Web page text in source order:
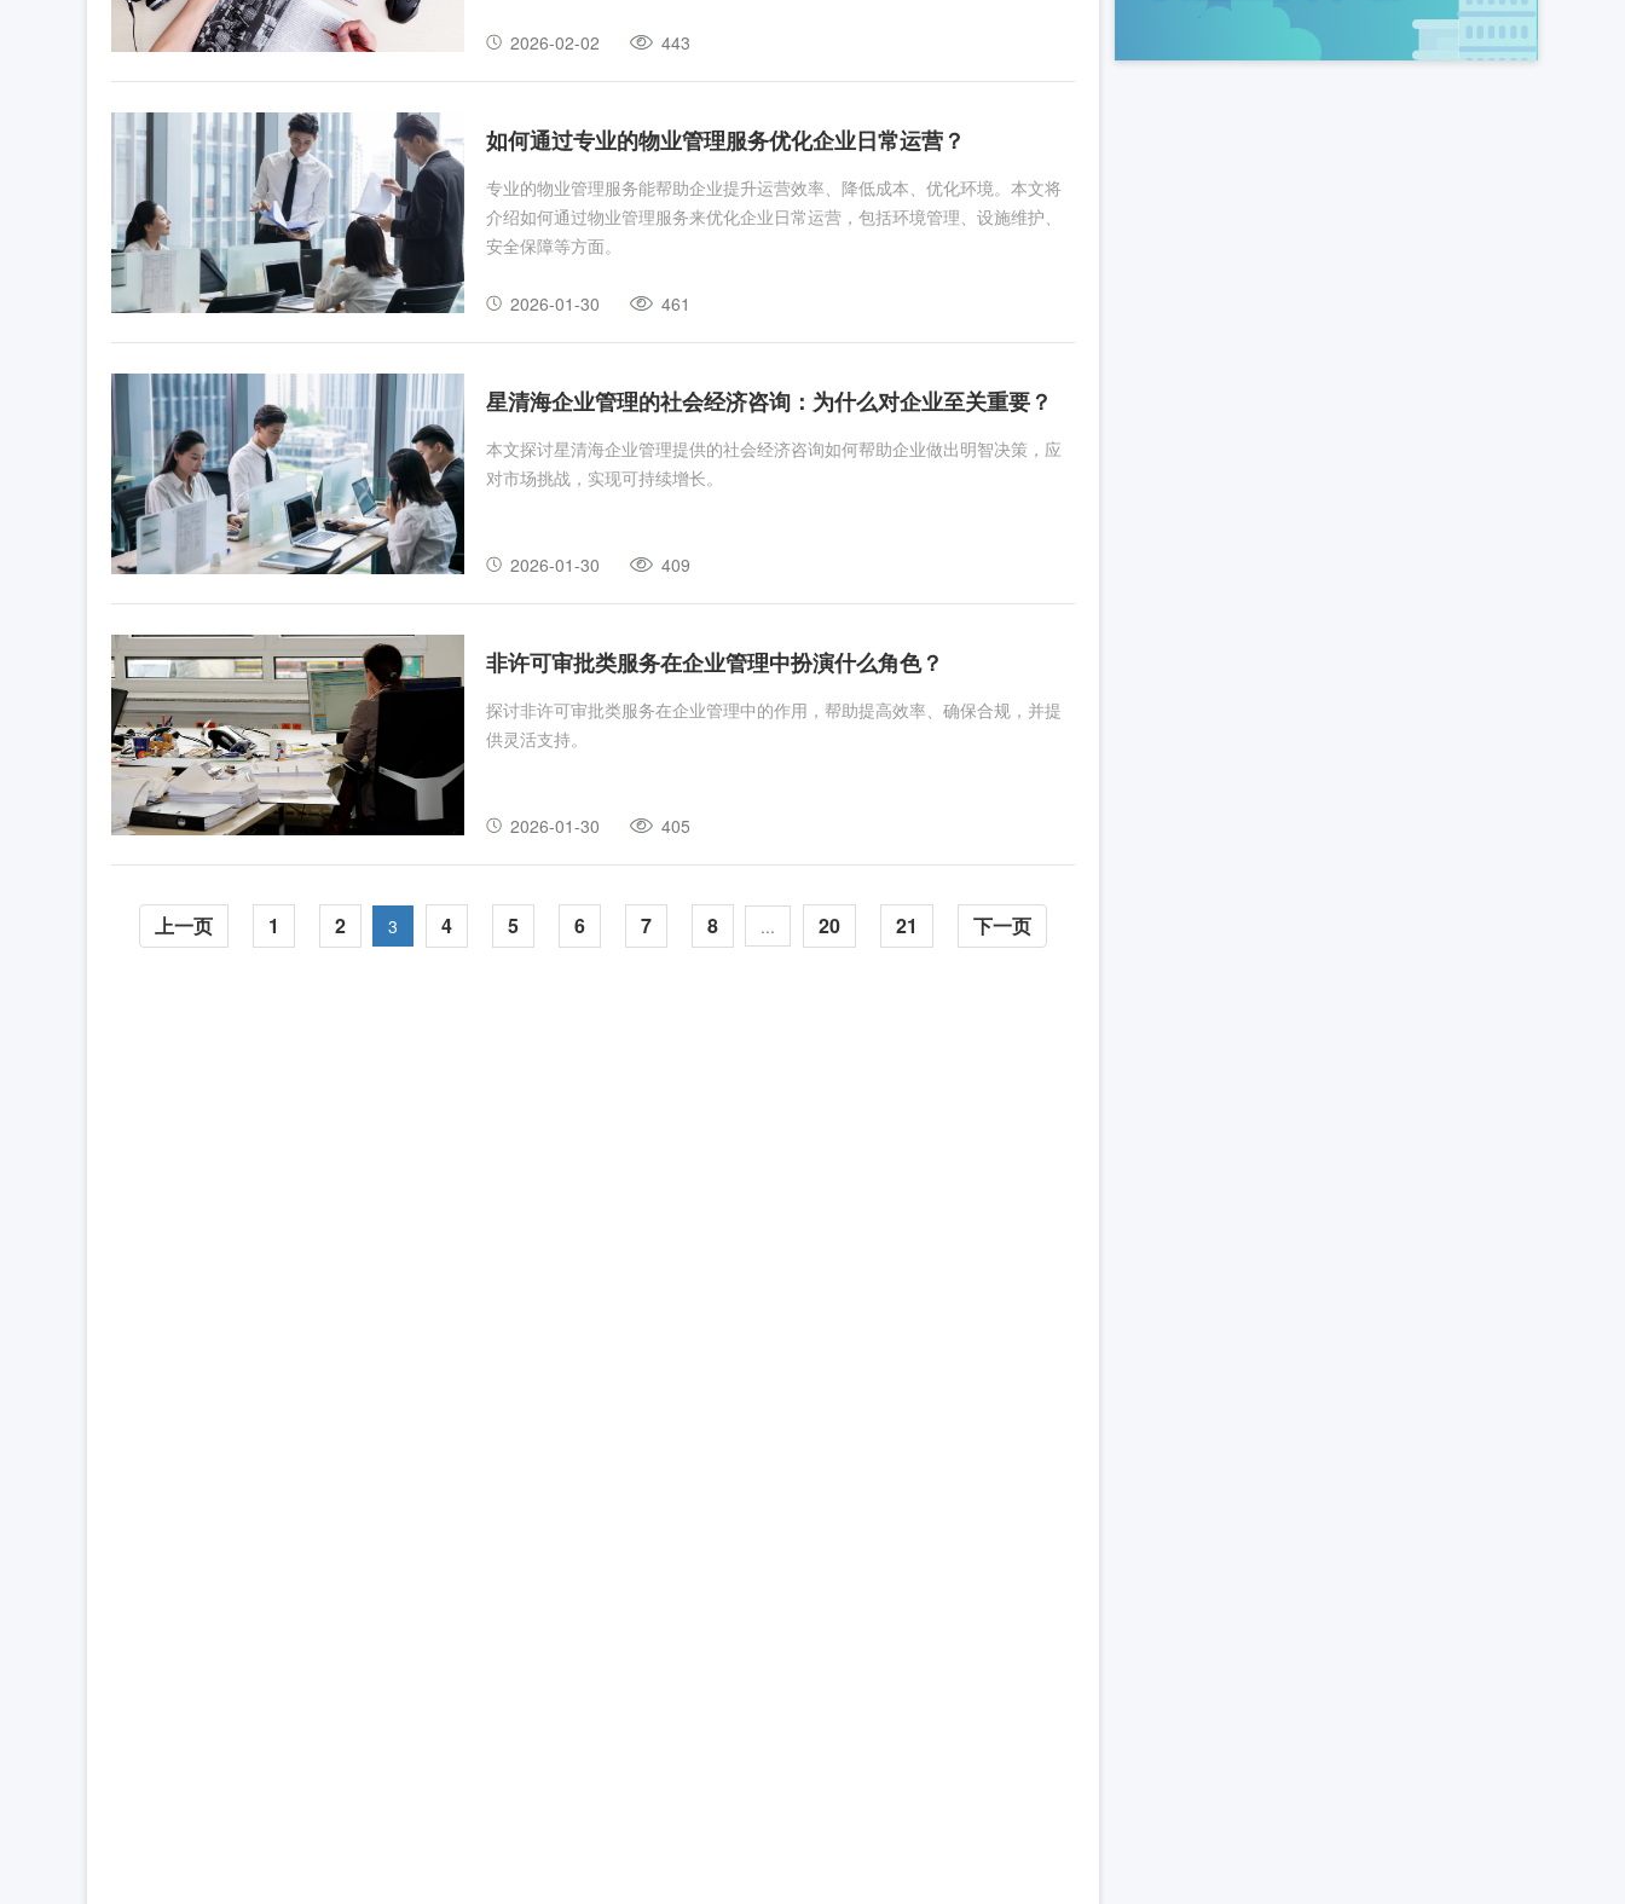
2026-02-02 443
如何通过专业的物业管理服务优化企业日常运营？
专业的物业管理服务能帮助企业提升运营效率、降低成本、优化环境。本文将
介绍如何通过物业管理服务来优化企业日常运营，包括环境管理、设施维护、
安全保障等方面。
2026-01-30 461
星清海企业管理的社会经济咨询：为什么对企业至关重要？
本文探讨星清海企业管理提供的社会经济咨询如何帮助企业做出明智决策，应
对市场挑战，实现可持续增长。
2026-01-30 409
非许可审批类服务在企业管理中扮演什么角色？
探讨非许可审批类服务在企业管理中的作用，帮助提高效率、确保合规，并提
供灵活支持。
2026-01-30 405
上一页 1 2 3 4 5 6 7 8 ... 20 21 下一页